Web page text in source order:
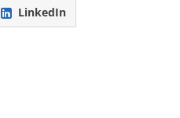
LinkedIn